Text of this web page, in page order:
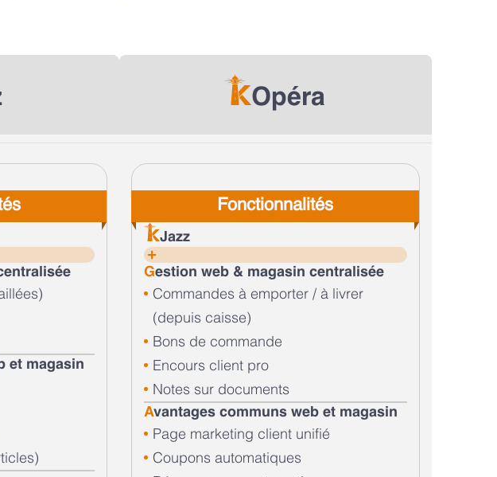
et magasin
Opéra
Fonctionnalités
Jazz
Gestion web & magasin centralisée
Commandes à emporter / à livrer
(depuis caisse)
Bons de commande
Encours client pro
Notes sur documents
Avantages communs web et magasin
Page marketing client unifié
Coupons automatiques